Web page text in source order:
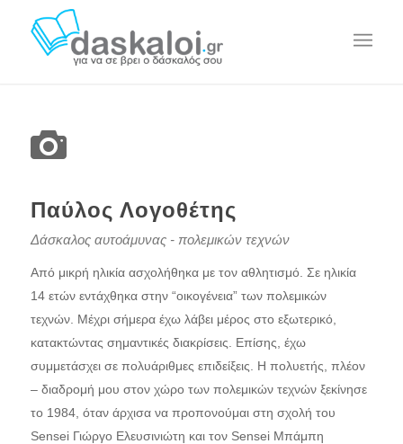
Παύλος Λογοθέτης
Δάσκαλος αυτοάμυνας - πολεμικών τεχνών
Από μικρή ηλικία ασχολήθηκα με τον αθλητισμό. Σε ηλικία
14 ετών εντάχθηκα στην “οικογένεια” των πολεμικών
τεχνών. Μέχρι σήμερα έχω λάβει μέρος στο εξωτερικό,
κατακτώντας σημαντικές διακρίσεις. Επίσης, έχω
συμμετάσχει σε πολυάριθμες επιδείξεις. Η πολυετής, πλέον
– διαδρομή μου στον χώρο των πολεμικών τεχνών ξεκίνησε
το 1984, όταν άρχισα να προπονούμαι στη σχολή του
Sensei Γιώργο Ελευσινιώτη και τον Sensei Μπάμπη